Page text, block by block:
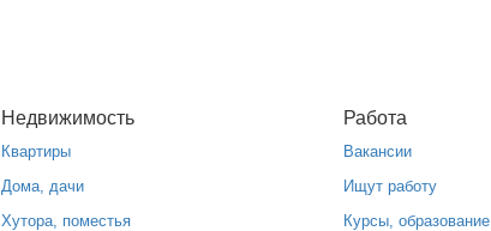
Недвижимость
Квартиры
Дома, дачи
Хутора, поместья
Работа
Вакансии
Ищут работу
Курсы, образование